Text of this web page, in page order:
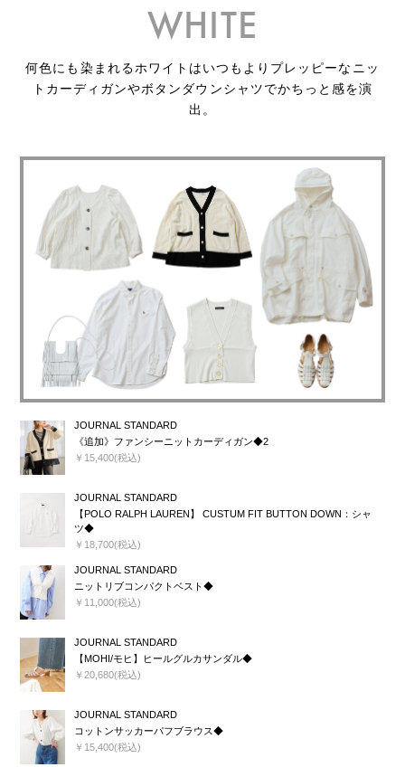
WHITE
何色にも染まれるホワイトはいつもよりプレッピーなニッ
トカーディガンやボタンダウンシャツでかちっと感を演
出。
JOURNAL STANDARD
《追加》ファンシーニットカーディガン◆2
￥15,400(税込)
JOURNAL STANDARD
【POLO RALPH LAUREN】 CUSTUM FIT BUTTON DOWN：シャ
ツ◆
￥18,700(税込)
JOURNAL STANDARD
ニットリブコンパクトベスト◆
￥11,000(税込)
JOURNAL STANDARD
【MOHI/モヒ】ヒールグルカサンダル◆
￥20,680(税込)
JOURNAL STANDARD
コットンサッカーパフブラウス◆
￥15,400(税込)